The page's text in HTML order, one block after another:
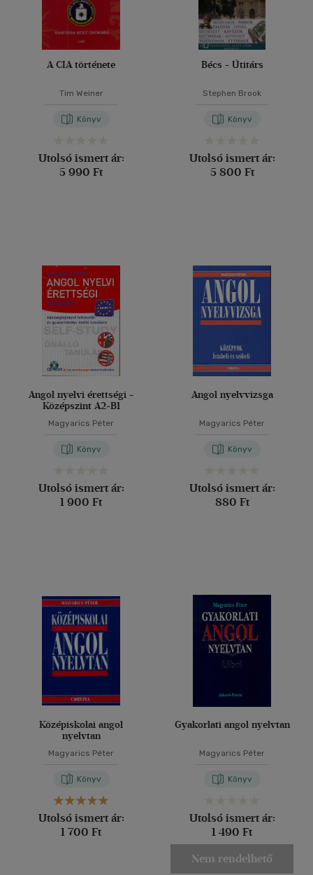
A CIA története
Tim Weiner
Könyv
Utolsó ismert ár:
5 990 Ft
Bécs - Útitárs
Stephen Brook
Könyv
Utolsó ismert ár:
5 800 Ft
Angol nyelvi érettségi -
Középszint A2-B1
Magyarics Péter
Könyv
Utolsó ismert ár:
1 900 Ft
Angol nyelvvizsga
Magyarics Péter
Könyv
Utolsó ismert ár:
880 Ft
Középiskolai angol
nyelvtan
Magyarics Péter
Könyv
Utolsó ismert ár:
1 700 Ft
Gyakorlati angol nyelvtan
Magyarics Péter
Könyv
Utolsó ismert ár:
1 490 Ft
Nem rendelhető